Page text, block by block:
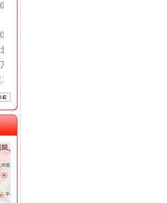
（进出口权）
100万 （进出口权）
（工商注册）
商注册）
广告示公告制度